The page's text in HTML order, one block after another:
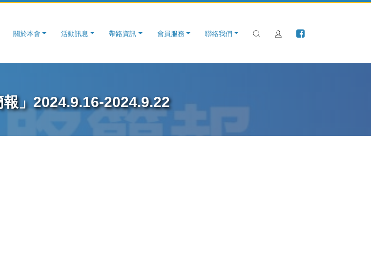
關於本會 活動訊息 帶路資訊 會員服務 聯絡我們
報」2024.9.16-2024.9.22